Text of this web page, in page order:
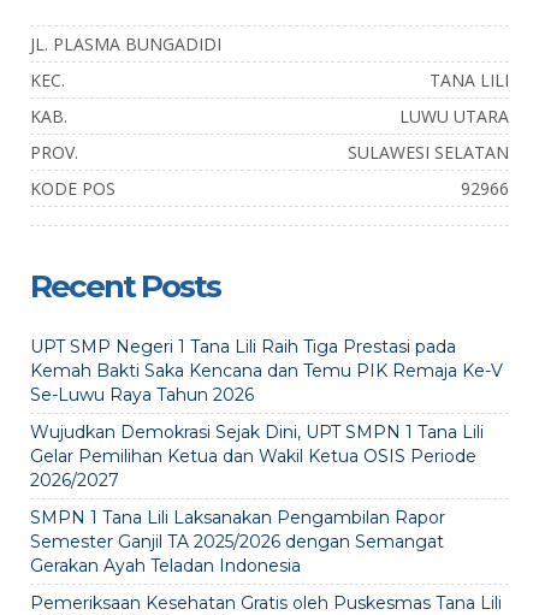
JL. PLASMA BUNGADIDI
KEC.
TANA LILI
KAB.
LUWU UTARA
PROV.
SULAWESI SELATAN
KODE POS
92966
Recent Posts
UPT SMP Negeri 1 Tana Lili Raih Tiga Prestasi pada
Kemah Bakti Saka Kencana dan Temu PIK Remaja Ke-V
Se-Luwu Raya Tahun 2026
Wujudkan Demokrasi Sejak Dini, UPT SMPN 1 Tana Lili
Gelar Pemilihan Ketua dan Wakil Ketua OSIS Periode
2026/2027
SMPN 1 Tana Lili Laksanakan Pengambilan Rapor
Semester Ganjil TA 2025/2026 dengan Semangat
Gerakan Ayah Teladan Indonesia
Pemeriksaan Kesehatan Gratis oleh Puskesmas Tana Lili